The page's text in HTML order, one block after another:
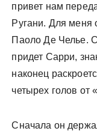
привет нам
Ругани. Для меня
Паоло Де Челье.
придет Сарри,
наконец
четырех голов
Сначала он